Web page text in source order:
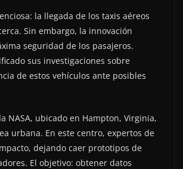
la llegada de los taxis aéreos
Sin embargo, la innovación
seguridad de los pasajeros.
sus investigaciones sobre
de estos vehículos ante posibles
NASA, ubicado en Hampton, Virginia,
urbana. En este centro, expertos de
dejando caer prototipos de
El objetivo: obtener datos